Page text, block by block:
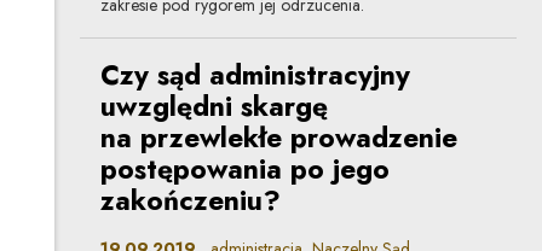
Czy sąd administracyjny
uwzględni skargę
na przewlekłe prowadzenie
postępowania po jego
zakończeniu?